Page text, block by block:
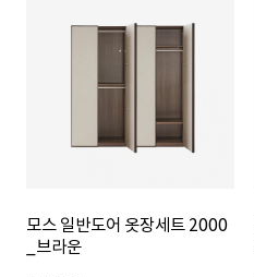
모스 일반도어 옷장세트 2000
_브라운